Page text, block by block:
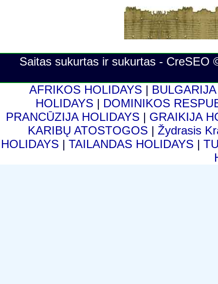
Saitas sukurtas ir sukurtas -
AFRIKOS HOLIDAYS |
HOLIDAYS | DOMINIKOS
PRANCŪZIJA HOLIDAYS | GRAIKIJA
KARIBŲ ATOSTOGOS |Žydrasis
HOLIDAYS |TAILANDAS HOLIDAYS |